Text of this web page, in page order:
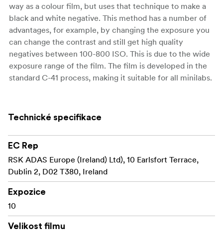
way as a colour film, but uses that technique to make a
black and white negative. This method has a number of
advantages, for example, by changing the exposure you
can change the contrast and still get high quality
negatives between 100-800 ISO. This is due to the wide
exposure range of the film. The film is developed in the
standard C-41 process, making it suitable for all minilabs.
Technické specifikace
EC Rep
RSK ADAS Europe (Ireland) Ltd), 10 Earlsfort Terrace,
Dublin 2, D02 T380, Ireland
Expozice
10
Velikost filmu